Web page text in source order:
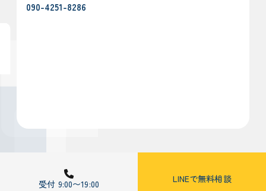
090-4251-8286
受付 9:00〜19:00 LINEで無料相談